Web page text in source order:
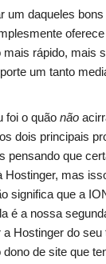
um daqueles
rápido, mais
um tanto
foi o quão não
dois principais
pensando que
Hostinger, mas
significa que a
é a nossa
Hostinger do
de site que